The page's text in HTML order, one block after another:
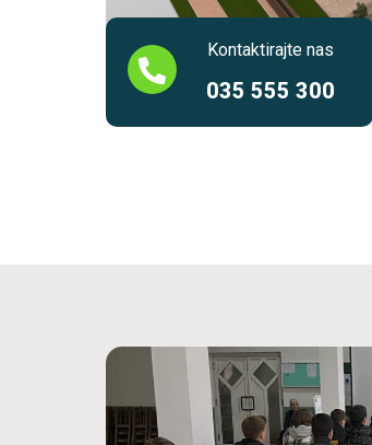
Kontaktirajte nas
035 555 300